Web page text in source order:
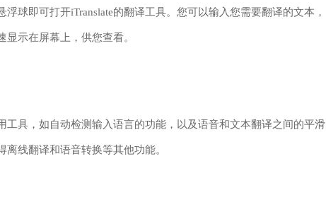
球即可打开iTranslate的翻译工具。您可以输入您需要翻译的文本，
示在屏幕上，供您查看。
工具，如自动检测输入语言的功能，以及语音和文本翻译之间的平滑
线翻译和语音转换等其他功能。